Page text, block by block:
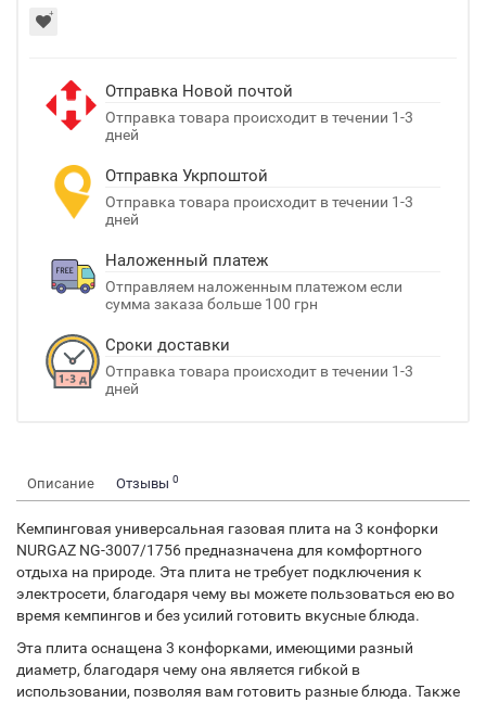
Отправка Новой почтой
Отправка товара происходит в течении 1-3
дней
Отправка Укрпоштой
Отправка товара происходит в течении 1-3
дней
Наложенный платеж
Отправляем наложенным платежом если
сумма заказа больше 100 грн
Сроки доставки
Отправка товара происходит в течении 1-3
дней
Описание Отзывы 0
Кемпинговая универсальная газовая плита на 3 конфорки
NURGAZ NG-3007/1756 предназначена для комфортного
отдыха на природе. Эта плита не требует подключения к
электросети, благодаря чему вы можете пользоваться ею во
время кемпингов и без усилий готовить вкусные блюда.
Эта плита оснащена 3 конфорками, имеющими разный
диаметр, благодаря чему она является гибкой в ​​
использовании, позволяя вам готовить разные блюда. Также